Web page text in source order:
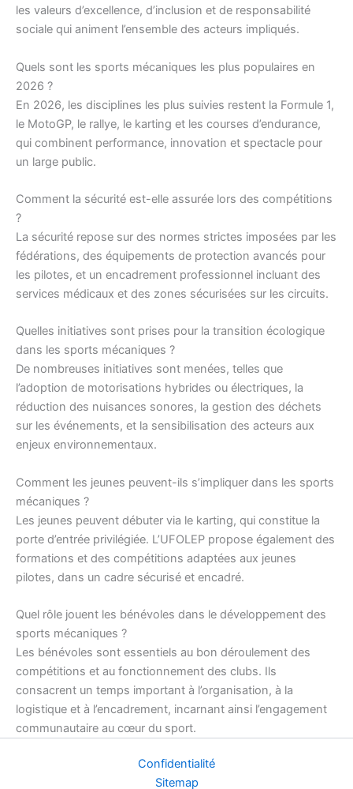
les valeurs d’excellence, d’inclusion et de responsabilité
sociale qui animent l’ensemble des acteurs impliqués.
Quels sont les sports mécaniques les plus populaires en
2026 ?
En 2026, les disciplines les plus suivies restent la Formule 1,
le MotoGP, le rallye, le karting et les courses d’endurance,
qui combinent performance, innovation et spectacle pour
un large public.
Comment la sécurité est-elle assurée lors des compétitions
?
La sécurité repose sur des normes strictes imposées par les
fédérations, des équipements de protection avancés pour
les pilotes, et un encadrement professionnel incluant des
services médicaux et des zones sécurisées sur les circuits.
Quelles initiatives sont prises pour la transition écologique
dans les sports mécaniques ?
De nombreuses initiatives sont menées, telles que
l’adoption de motorisations hybrides ou électriques, la
réduction des nuisances sonores, la gestion des déchets
sur les événements, et la sensibilisation des acteurs aux
enjeux environnementaux.
Comment les jeunes peuvent-ils s’impliquer dans les sports
mécaniques ?
Les jeunes peuvent débuter via le karting, qui constitue la
porte d’entrée privilégiée. L’UFOLEP propose également des
formations et des compétitions adaptées aux jeunes
pilotes, dans un cadre sécurisé et encadré.
Quel rôle jouent les bénévoles dans le développement des
sports mécaniques ?
Les bénévoles sont essentiels au bon déroulement des
compétitions et au fonctionnement des clubs. Ils
consacrent un temps important à l’organisation, à la
logistique et à l’encadrement, incarnant ainsi l’engagement
communautaire au cœur du sport.
Confidentialité
Sitemap